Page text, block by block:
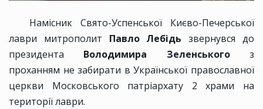
Намісник Свято-Успенської Києво-Печерської
лаври митрополит Павло Лебідьзвернувся до
президента Володимира Зеленськогоз
проханням не забирати в Української православної
церкви Московського патріархату 2 храми на
території лаври.